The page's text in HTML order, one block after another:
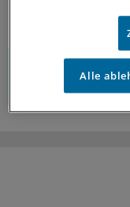
KOMMENTARE
Sie müssen
verfassen zu
Alle